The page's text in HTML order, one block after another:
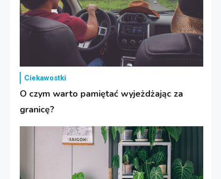
Ciekawostki
O czym warto pamiętać wyjeżdżając za
granicę?